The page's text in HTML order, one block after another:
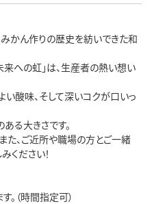
かん作りの歴史を紡いできた和
への虹」は、生産者の熱い想い
酸味、そして深いコクが口いっ
る大きさです。
た、ご近所や職場の方とご一緒
ください！
（時間指定可）